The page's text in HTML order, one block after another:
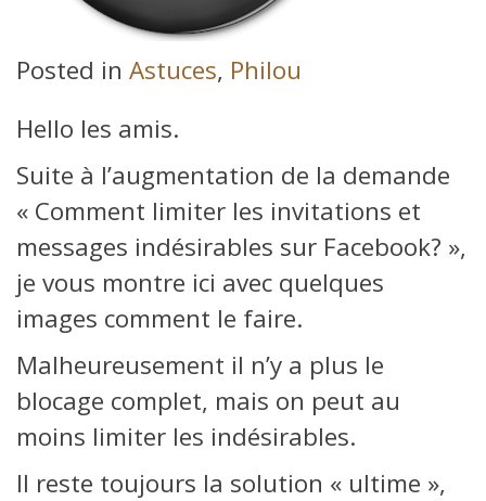
Posted in Astuces, Philou
Hello les amis.
Suite à l’augmentation de la demande
« Comment limiter les invitations et
messages indésirables sur Facebook? »,
je vous montre ici avec quelques
images comment le faire.
Malheureusement il n’y a plus le
blocage complet, mais on peut au
moins limiter les indésirables.
Il reste toujours la solution « ultime »,